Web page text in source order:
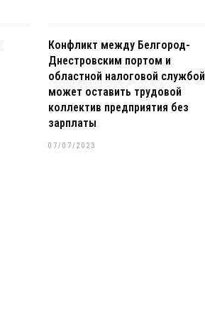
Конфликт между Белгород-
Днестровским портом и
областной налоговой службой
может оставить трудовой
коллектив предприятия без
зарплаты
07/07/2023